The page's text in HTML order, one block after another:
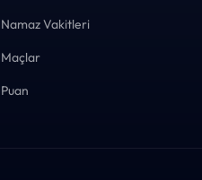
Namaz Vakitleri
Maçlar
Puan